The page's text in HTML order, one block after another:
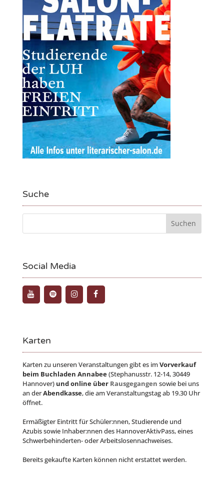
Suche
Social Media
Karten
Karten zu unseren Veranstaltungen gibt es imVorverkauf
beim Buchladen Annabee(Stephanusstr. 12-14, 30449
Hannover) und online über Rausgegangen sowie bei uns
an derAbendkasse, die am Veranstaltungstag ab 19.30 Uhr
öffnet.
Ermäßigter Eintritt für Schüler:nnen, Studierende und
Azubis sowie Inhaber:nnen des HannoverAktivPass, eines
Schwerbehinderten- oder Arbeitslosennachweises.
Bereits gekaufte Karten können nicht erstattet werden.